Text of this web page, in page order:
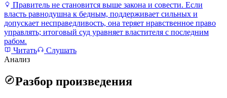
Правитель не становится выше закона и совести. Если
власть равнодушна к бедным, поддерживает сильных и
допускает несправедливость, она теряет нравственное право
управлять; итоговый суд уравняет властителя с последним
рабом.
Читать
Слушать
Анализ
Разбор произведения